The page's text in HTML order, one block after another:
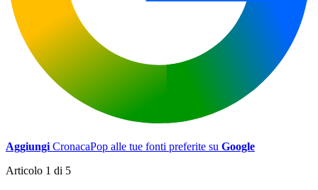
Aggiungi CronacaPop alle tue fonti preferite su Google
Articolo 1 di 5